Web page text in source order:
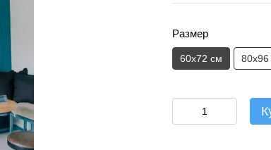
Размер
60х72 см